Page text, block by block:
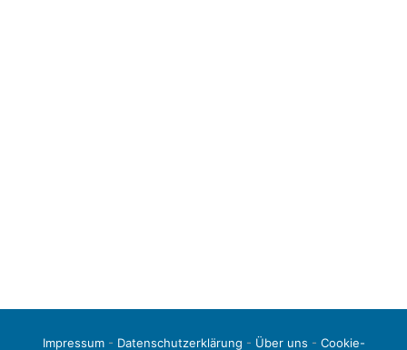
Impressum- Datenschutzerklärung - Über uns - Cookie-